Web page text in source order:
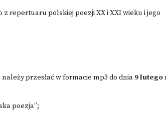
repertuaru polskiej poezji XX i XXI wieku i jego
przesłać w formacie mp3 do dnia 9 lutego
poezja”;